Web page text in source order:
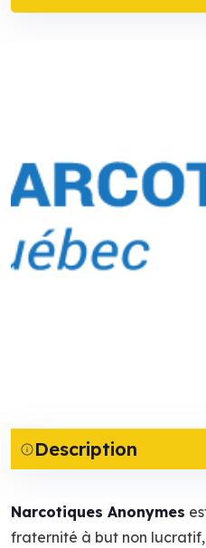
Description
Narcotiques Anonymes
fraternité à but non lucratif,